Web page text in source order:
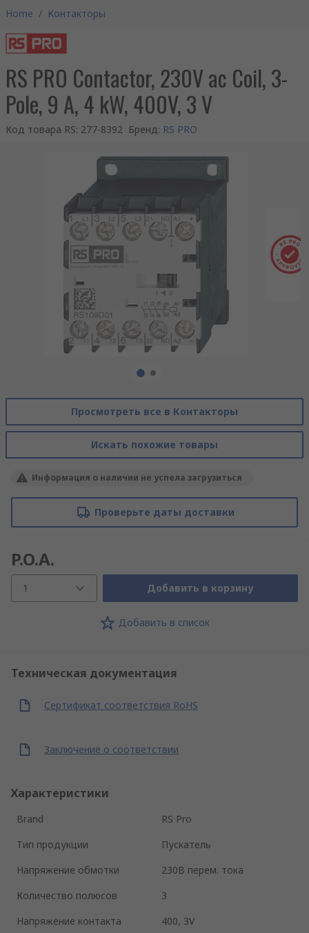
Home / Контакторы
RS PRO Contactor, 230V ac Coil, 3-
Pole, 9 A, 4 kW, 400V, 3 V
Код товара RS: 277-8392 Бренд: RS PRO
Просмотреть все в Контакторы
Искать похожие товары
Информация о наличии не успела загрузиться
Проверьте даты доставки
P.O.A.
1 Добавить в корзину
Добавить в список
Техническая документация
Сертификат соответствия RoHS
Заключение о соответствии
Характеристики
Brand
RS Pro
Тип продукции
Пускатель
Напряжение обмотки
230В перем. тока
Количество полюсов
3
Напряжение контакта
400, 3V